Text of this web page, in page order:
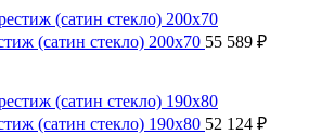
(сатин стекло) 200х70 55 589 ₽
(сатин стекло) 190х80 52 124 ₽